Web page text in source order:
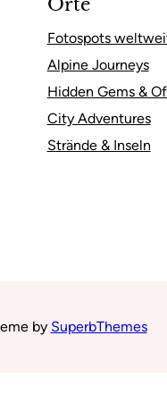
Orte
Fotospots
Alpine Journeys
Hidden Gems &
City Adventures
Strände & Inseln
by SuperbThemes